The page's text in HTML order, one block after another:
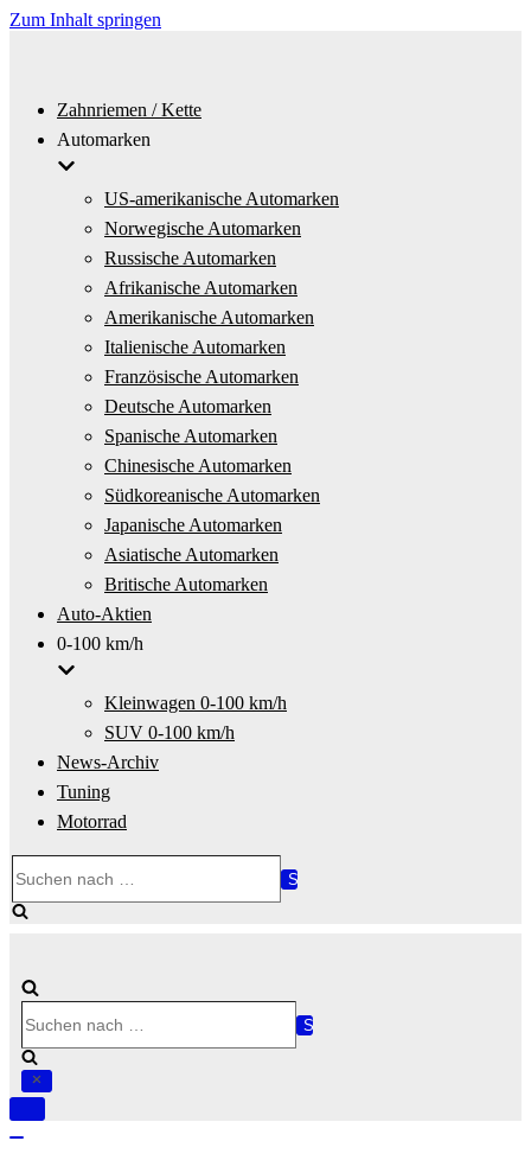
Zum Inhalt springen
Zahnriemen / Kette
Automarken
US-amerikanische Automarken
Norwegische Automarken
Russische Automarken
Afrikanische Automarken
Amerikanische Automarken
Italienische Automarken
Französische Automarken
Deutsche Automarken
Spanische Automarken
Chinesische Automarken
Südkoreanische Automarken
Japanische Automarken
Asiatische Automarken
Britische Automarken
Auto-Aktien
0-100 km/h
Kleinwagen 0-100 km/h
SUV 0-100 km/h
News-Archiv
Tuning
Motorrad
nach …
nach …
Navigation